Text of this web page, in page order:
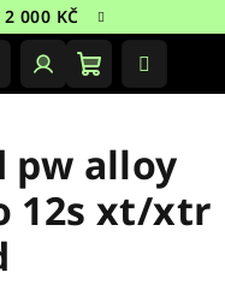
2 000 KČ
PřihlášeníNákupní
pw alloy
12s xt/xtr